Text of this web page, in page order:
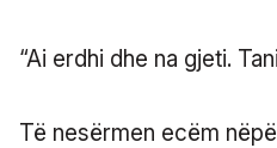
“Ai erdhi dhe na gjeti.
Të nesërmen ecëm